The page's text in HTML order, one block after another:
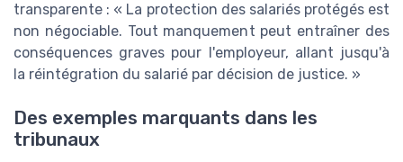
transparente : « La protection des salariés protégés est
non négociable. Tout manquement peut entraîner des
conséquences graves pour l'employeur, allant jusqu'à
la réintégration du salarié par décision de justice. »
Des exemples marquants dans les
tribunaux